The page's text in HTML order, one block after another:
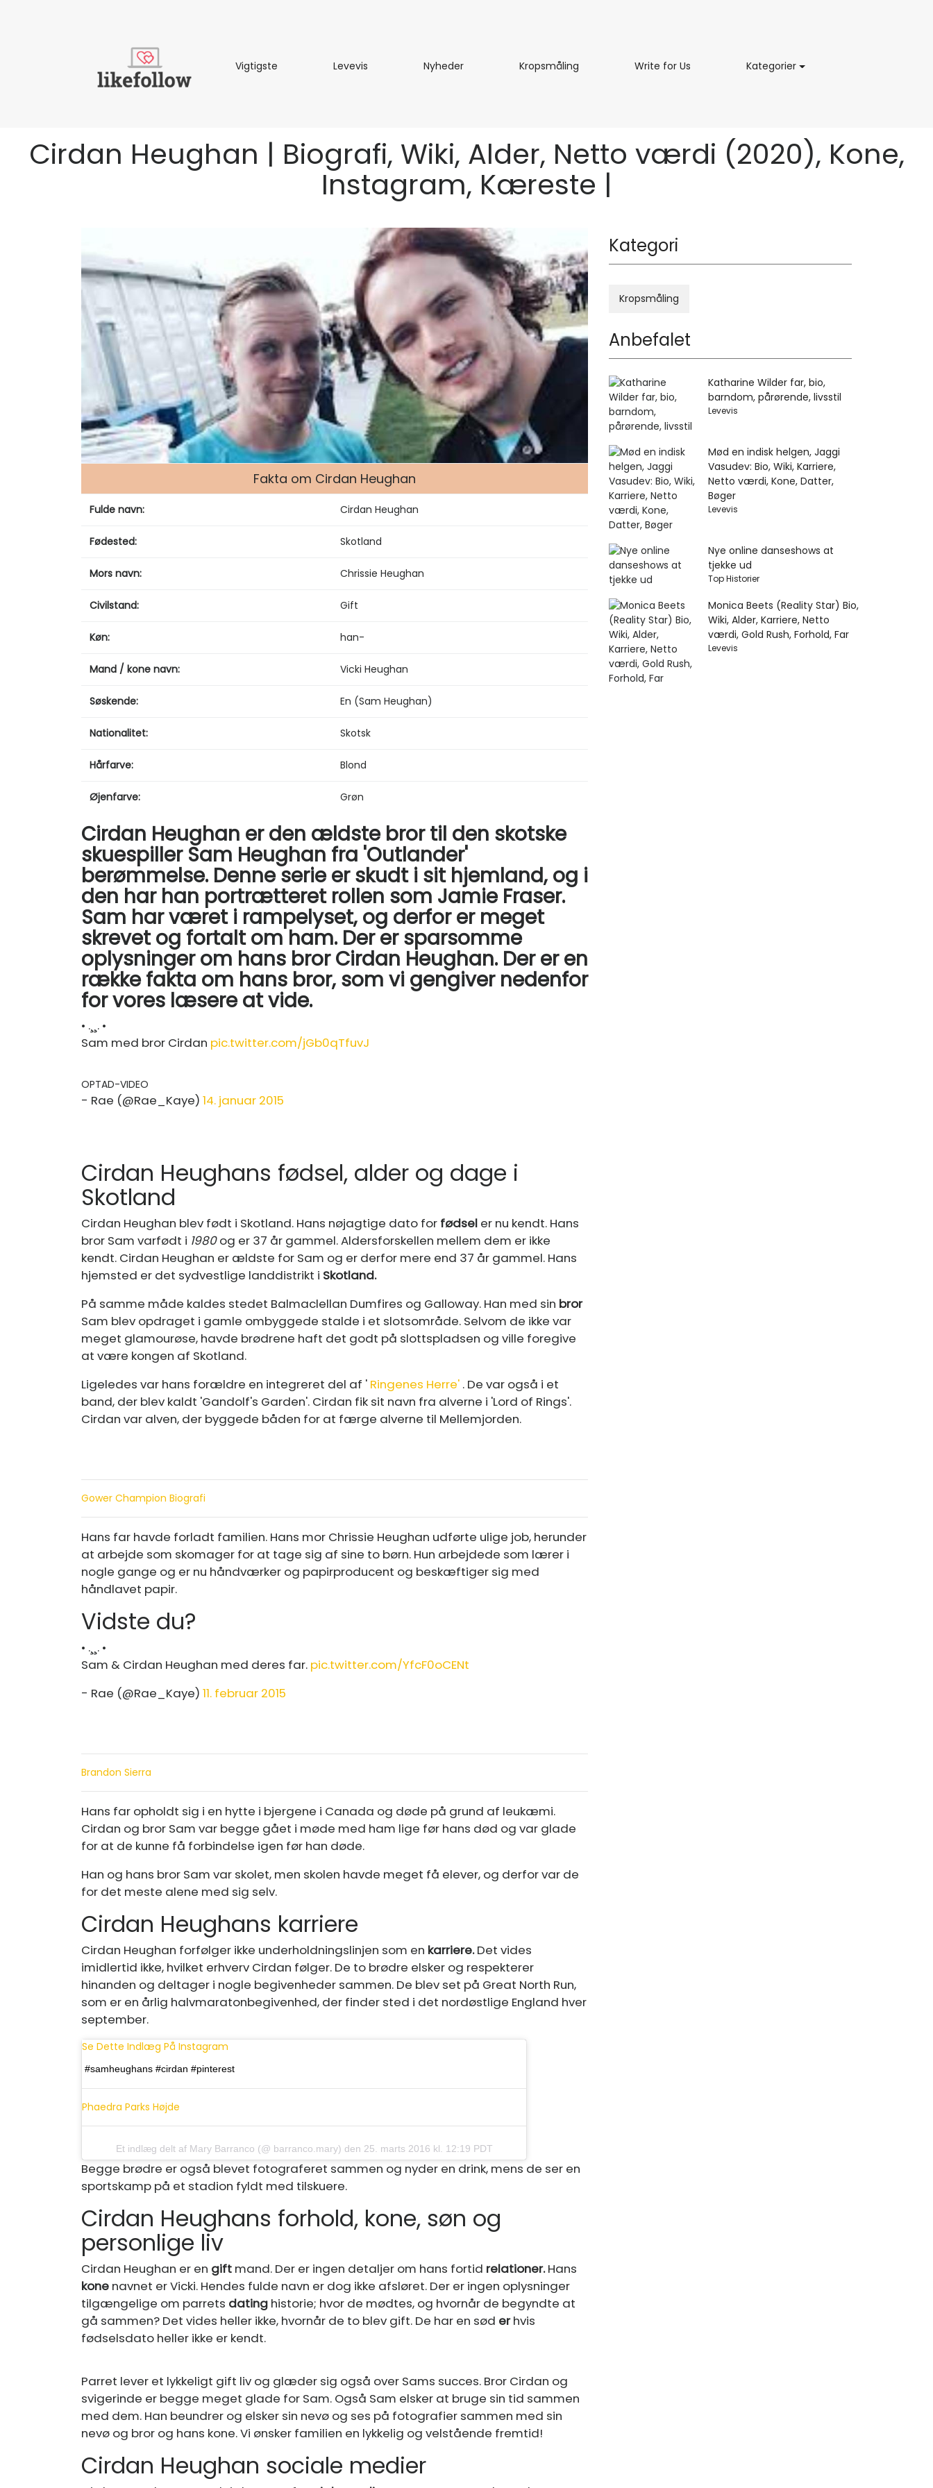
Vigtigste Levevis NyhederNyheder Kropsmåling KropsmålingWrite for Us KategorierKategorier
Cirdan Heughan | Biografi, Wiki, Alder, Netto værdi (2020), Kone,
Instagram, Kæreste |
Fakta om Cirdan Heughan
Fulde navn: Cirdan Heughan
Fødested: Skotland
Mors navn: Chrissie Heughan
Civilstand: Gift
Køn: han-
Mand / kone navn: Vicki Heughan
Søskende: En (Sam Heughan)
Nationalitet: Skotsk
Hårfarve: Blond
Øjenfarve: Grøn
Cirdan Heughan er den ældste bror til den skotske
skuespiller Sam Heughan fra 'Outlander'
berømmelse. Denne serie er skudt i sit hjemland, og i
den har han portrætteret rollen som Jamie Fraser.
Sam har været i rampelyset, og derfor er meget
skrevet og fortalt om ham. Der er sparsomme
oplysninger om hans bror Cirdan Heughan. Der er en
række fakta om hans bror, som vi gengiver nedenfor
for vores læsere at vide.
• .¸¸. •
Sam med bror Cirdan pic.twitter.com/jGb0qTfuvJ
OPTAD-VIDEO
- Rae (@Rae_Kaye) 14. januar 2015
Cirdan Heughans fødsel, alder og dage i
Skotland
Cirdan Heughan blev født i Skotland. Hans nøjagtige dato for fødsel er nu kendt. Hans
bror Sam varfødt i 1980 og er 37 år gammel. Aldersforskellen mellem dem er ikke
kendt. Cirdan Heughan er ældste for Sam og er derfor mere end 37 år gammel. Hans
hjemsted er det sydvestlige landdistrikt i Skotland.
På samme måde kaldes stedet Balmaclellan Dumfires og Galloway. Han med sin bror
Sam blev opdraget i gamle ombyggede stalde i et slotsområde. Selvom de ikke var
meget glamourøse, havde brødrene haft det godt på slottspladsen og ville foregive
at være kongen af ​​Skotland.
Ligeledes var hans forældre en integreret del af ' Ringenes Herre' . De var også i et
band, der blev kaldt 'Gandolf's Garden'. Cirdan fik sit navn fra alverne i 'Lord of Rings'.
Cirdan var alven, der byggede båden for at færge alverne til Mellemjorden.
Gower Champion Biografi
Hans far havde forladt familien. Hans mor Chrissie Heughan udførte ulige job, herunder
at arbejde som skomager for at tage sig af sine to børn. Hun arbejdede som lærer i
nogle gange og er nu håndværker og papirproducent og beskæftiger sig med
håndlavet papir.
Vidste du?
• .¸¸. •
Sam & Cirdan Heughan med deres far. pic.twitter.com/YfcF0oCENt
- Rae (@Rae_Kaye) 11. februar 2015
Brandon Sierra
Hans far opholdt sig i en hytte i bjergene i Canada og døde på grund af leukæmi.
Cirdan og bror Sam var begge gået i møde med ham lige før hans død og var glade
for at de kunne få forbindelse igen før han døde.
Han og hans bror Sam var skolet, men skolen havde meget få elever, og derfor var de
for det meste alene med sig selv.
Cirdan Heughans karriere
Cirdan Heughan forfølger ikke underholdningslinjen som en karriere.Det vides
imidlertid ikke, hvilket erhverv Cirdan følger. De to brødre elsker og respekterer
hinanden og deltager i nogle begivenheder sammen. De blev set på Great North Run,
som er en årlig halvmaratonbegivenhed, der finder sted i det nordøstlige England hver
september.
Se Dette Indlæg På Instagram
#samheughans #cirdan #pinterest
Phaedra Parks Højde
Et indlæg delt af Mary Barranco (@ barranco.mary) den 25. marts 2016 kl. 12:19 PDT
Begge brødre er også blevet fotograferet sammen og nyder en drink, mens de ser en
sportskamp på et stadion fyldt med tilskuere.
Cirdan Heughans forhold, kone, søn og
personlige liv
Cirdan Heughan er en gift mand. Der er ingen detaljer om hans fortid relationer.Hans
kone navnet er Vicki. Hendes fulde navn er dog ikke afsløret. Der er ingen oplysninger
tilgængelige om parrets dating historie; hvor de mødtes, og hvornår de begyndte at
gå sammen? Det vides heller ikke, hvornår de to blev gift. De har en sød erhvis
fødselsdato heller ikke er kendt.
Parret lever et lykkeligt gift liv og glæder sig også over Sams succes. Bror Cirdan og
svigerinde er begge meget glade for Sam. Også Sam elsker at bruge sin tid sammen
med dem. Han beundrer og elsker sin nevø og ses på fotografier sammen med sin
nevø og bror og hans kone. Vi ønsker familien en lykkelig og velstående fremtid!
Cirdan Heughan sociale medier
Kategori
Kropsmåling
Anbefalet
Katharine Wilder far, bio,
barndom, pårørende, livsstil
Levevis
Mød en indisk helgen, Jaggi
Vasudev: Bio, Wiki, Karriere,
Netto værdi, Kone, Datter,
Bøger
Levevis
Nye online danseshows at
tjekke ud
Top Historier
Monica Beets (Reality Star) Bio,
Wiki, Alder, Karriere, Netto
værdi, Gold Rush, Forhold, Far
Levevis